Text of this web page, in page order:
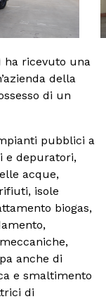
ha ricevuto una
della
di un
pubblici a
e depuratori,
acque,
isole
biogas,
anche di
e smaltimento
di